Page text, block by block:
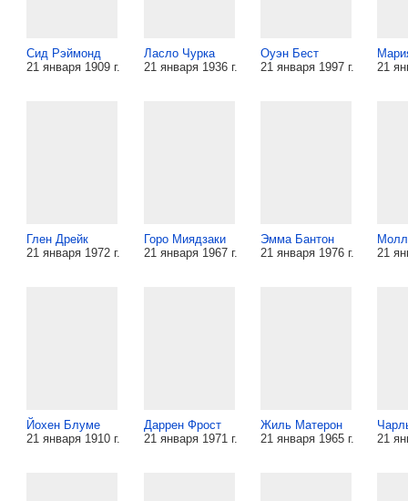
Сид Рэймонд
21 января 1909 г.
Ласло Чурка
21 января 1936 г.
Оуэн Бест
21 января 1997 г.
21
Глен Дрейк
21 января 1972 г.
Горо Миядзаки
21 января 1967 г.
Эмма Бантон
21 января 1976 г.
21
Йохен Блуме
21 января 1910 г.
Даррен Фрост
21 января 1971 г.
Жиль Матерон
21 января 1965 г.
21